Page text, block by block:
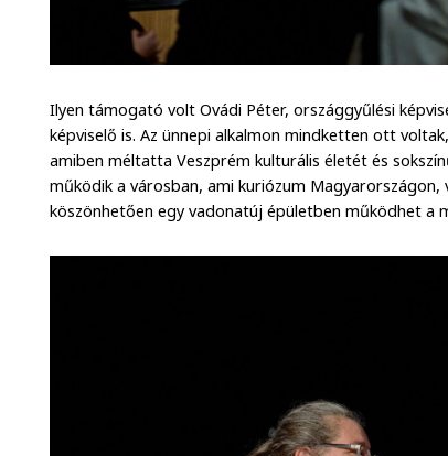
Ilyen támogató volt Ovádi Péter, országgyűlési
képviselő is. Az ünnepi alkalmon mindketten ott
amiben méltatta Veszprém kulturális életét és
működik a városban, ami kuriózum Magyarországon,
köszönhetően egy vadonatúj épületben működhet a